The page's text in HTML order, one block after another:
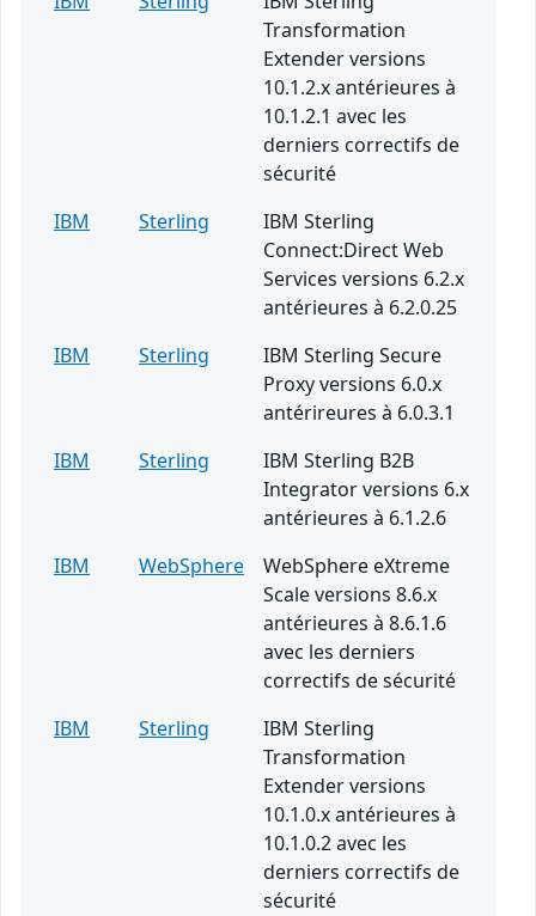
Transformation
Extender versions
10.1.2.x antérieures à
10.1.2.1 avec les
derniers correctifs de
sécurité
IBM
Sterling
IBM Sterling
Connect:Direct Web
Services versions 6.2.x
antérieures à 6.2.0.25
IBM
Sterling
IBM Sterling Secure
Proxy versions 6.0.x
antérireures à 6.0.3.1
IBM
Sterling
IBM Sterling B2B
Integrator versions 6.x
antérieures à 6.1.2.6
IBM
WebSphere
WebSphere eXtreme
Scale versions 8.6.x
antérieures à 8.6.1.6
avec les derniers
correctifs de sécurité
IBM
Sterling
IBM Sterling
Transformation
Extender versions
10.1.0.x antérieures à
10.1.0.2 avec les
derniers correctifs de
sécurité